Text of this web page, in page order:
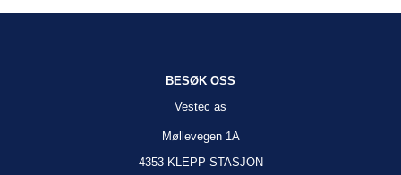
BESØK OSS
Vestec as
Møllevegen 1A
4353 KLEPP STASJON